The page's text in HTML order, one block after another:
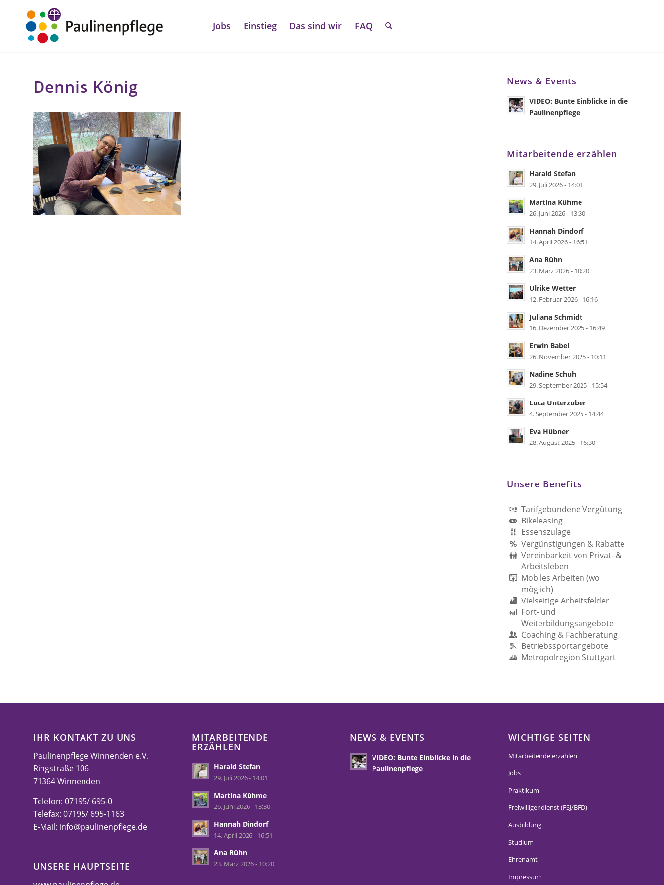
Jobs Einstieg Das sind wir FAQ
Dennis König News & Events
VIDEO: Bunte Einblicke in die
Paulinenpflege
Mitarbeitende erzählen
Harald Stefan
29. Juli 2026 - 14:01
Martina Kühme
26. Juni 2026 - 13:30
Hannah Dindorf
14. April 2026 - 16:51
Ana Rühn
23. März 2026 - 10:20
Ulrike Wetter
12. Februar 2026 - 16:16
Juliana Schmidt
16. Dezember 2025 - 16:49
Erwin Babel
26. November 2025 - 10:11
Nadine Schuh
29. September 2025 - 15:54
Luca Unterzuber
4. September 2025 - 14:44
Eva Hübner
28. August 2025 - 16:30
Unsere Benefits
Tarifgebundene Vergütung
Bikeleasing
Essenszulage
Vergünstigungen & Rabatte
Vereinbarkeit von Privat- &
Arbeitsleben
Mobiles Arbeiten (wo
möglich)
Vielseitige Arbeitsfelder
Fort- und
Weiterbildungsangebote
Coaching & Fachberatung
Betriebssportangebote
Metropolregion Stuttgart
IHR KONTAKT ZU UNS
Paulinenpflege Winnenden e.V.
Ringstraße 106
71364 Winnenden
Telefon: 07195/ 695-0
Telefax: 07195/ 695-1163
E-Mail: info@paulinenpflege.de
UNSERE HAUPTSEITE
MITARBEITENDE
ERZÄHLEN
Harald Stefan
29. Juli 2026 - 14:01
Martina Kühme
26. Juni 2026 - 13:30
Hannah Dindorf
14. April 2026 - 16:51
Ana Rühn
23. März 2026 - 10:20
NEWS & EVENTS
VIDEO: Bunte Einblicke in die
Paulinenpflege
WICHTIGE SEITEN
Mitarbeitende erzählen
Jobs
Praktikum
Freiwilligendienst (FSJ/BFD)
Ausbildung
Studium
Ehrenamt
Impressum